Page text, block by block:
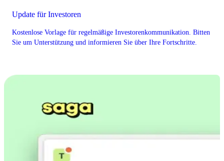
Update für Investoren
Kostenlose Vorlage für regelmäßige Investorenkommunikation. Bitten
Sie um Unterstützung und informieren Sie über Ihre Fortschritte.